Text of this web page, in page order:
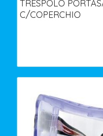
TRESPOLO
C/COPERCHIO